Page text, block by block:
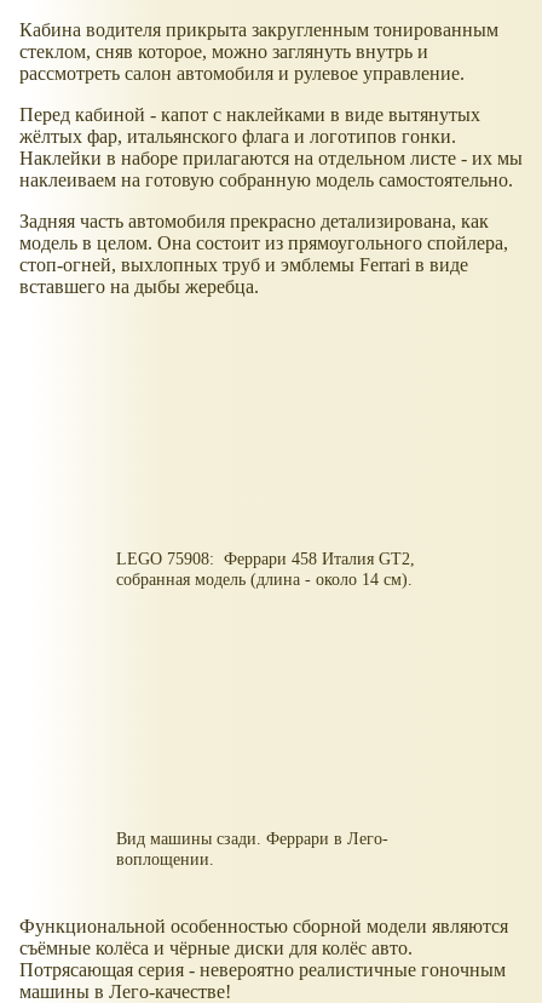
Кабина водителя прикрыта закругленным тонированным
стеклом, сняв которое, можно заглянуть внутрь и
рассмотреть салон автомобиля и рулевое управление.
Перед кабиной - капот с наклейками в виде вытянутых
жёлтых фар, итальянского флага и логотипов гонки.
Наклейки в наборе прилагаются на отдельном листе - их мы
наклеиваем на готовую собранную модель самостоятельно.
Задняя часть автомобиля прекрасно детализирована, как
модель в целом. Она состоит из прямоугольного спойлера,
стоп-огней, выхлопных труб и эмблемы Ferrari в виде
вставшего на дыбы жеребца.
LEGO 75908: Феррари 458 Италия GT2,
собранная модель (длина - около 14 см).
Вид машины сзади. Феррари в Лего-
воплощении.
Функциональной особенностью сборной модели являются
съёмные колёса и чёрные диски для колёс авто.
Потрясающая серия - невероятно реалистичные гоночным
машины в Лего-качестве!